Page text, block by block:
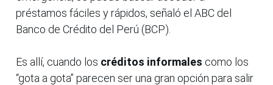
préstamos fáciles y rápidos, señaló el ABC del
Banco de Crédito del Perú (BCP).
Es allí, cuando los créditos informales como los
“gota a gota” parecen ser una gran opción para salir